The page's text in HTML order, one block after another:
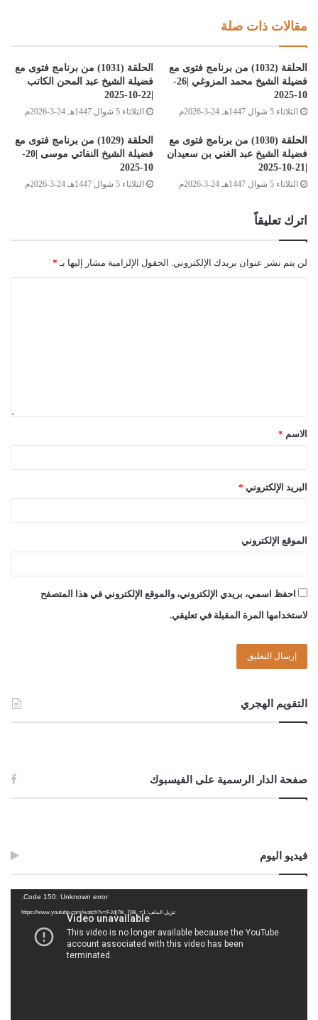
Post Views: 845
الوسوم الشيخ طلال الدريبي دار الإفتاء الليبية دار الافتاء الليبية علماء ليبيا
مقالات ذات صلة
الحلقة (1032) من برنامج فتوى مع
فضيلة الشيخ محمد المزوغي |26-
10-2025
الثلاثاء 5 شوال 1447هـ 24-3-2026م
الحلقة (1031) من برنامج فتوى مع
فضيلة الشيخ عبد المحن الكاتب
الثلاثاء 5 شوال 1447هـ 24-3-2026م
الحلقة (1030) من برنامج فتوى مع
فضيلة الشيخ عبد الغني بن سعيدان
الثلاثاء 5 شوال 1447هـ 24-3-2026م
الحلقة (1029) من برنامج فتوى مع
فضيلة الشيخ النفاتي موسى |20-
10-2025
الثلاثاء 5 شوال 1447هـ 24-3-2026م
اترك تعليقاً
لن يتم نشر عنوان بريدك الإلكتروني. الحقول الإلزامية مشار إليها بـ *
الاسم *
البريد الإلكتروني *
الموقع الإلكتروني
احفظ اسمي، بريدي الإلكتروني، والموقع الإلكتروني في هذا المتصفح
لاستخدامها المرة المقبلة في تعليقي.
التقويم الهجري
صفحة الدار الرسمية على الفيسبوك
فيديو اليوم
Code 150: Unknown error.
تنزيل الملف: https://www.youtube.com/watch?v=FJdj7tk_7jI&_=1